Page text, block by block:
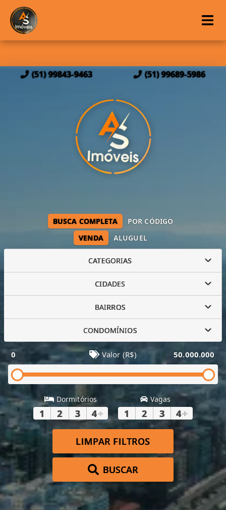
(51) 99843-9463 (51) 99689-5986
VENDA ALUGUEL
BUSCA COMPLETA POR CÓDIGO
CATEGORIAS
CIDADES
BAIRROS
CONDOMÍNIOS
0 Valor (R$) 50.000.000
Dormitórios
1 2 3 4+
Vagas
1 2 3 4+
LIMPAR FILTROS
BUSCAR